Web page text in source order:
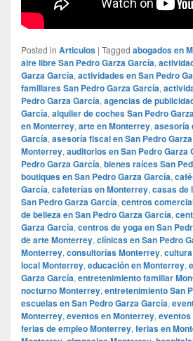
Posted in Articulos | Tagged abogados en
aire libre San Pedro Garza García,
Garza García, actividades en San Pedro
familiares San Pedro Garza García,
Pedro Garza García, agencias de
García, alquiler de coches San Pedro
en Monterrey, arte en Monterrey, asesoría
García, asesoría fiscal en San Pedro
Monterrey, auditorios en San Pedro Garza
Pedro Garza García, bienes raíces San
boutiques en San Pedro Garza García,
García, cafeterías en Monterrey, casas de
San Pedro Garza García, centros
de belleza en San Pedro Garza García,
Garza García, centros de yoga en San
de arte Monterrey, clínicas en San Pedro
Monterrey, consultorías Monterrey,
local Monterrey, educación en Monterrey,
Garza García, entretenimiento familiar
nocturno Monterrey, entretenimiento San
escuelas en San Pedro Garza García,
Monterrey, eventos en Monterrey,
ferias de empleo Monterrey, ferias en